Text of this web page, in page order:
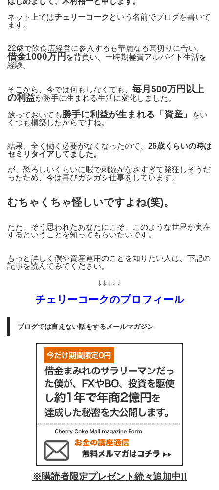
ネット上ではチェリーコーク という名前でブログを書いて
ます。
22歳で飲食店経営に参入するも華麗なる裏切りに合い、
借金1000万円 を背負い、一時期極貧アルバイト生活を
経験。
そこから、今では何もしなくても、 毎月500万円以上
の利益が勝手に生まれる生活に変化しました。
放っておいても 勝手に利益が生まれる「資産」
をい
くつも構築したからですね。
結果、全く働く必要がなくなったので、 26歳くらいの時は
セミリタイアしてました。
が、恐ろしいくらいに暇で刺激がなさすぎて発狂しそうだ
ったため、今は再びガシガシ仕事をしています。
むちゃくちゃ怪しいですよね(笑)。
ただ、そう思われたあなたにこそ、このような世界が実在
するということを知ってもらいたいです。
もっと詳しく僕や資産運用のことを知りたい人は、下記の
記事を読んでみてください。
↓↓↓↓↓
チェリーコークのプロフィール
ブログでは言えない話をするメールマガジン
※購読者限定プレゼント続々追加中!!